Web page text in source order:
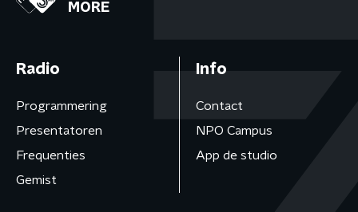
MORE
Radio
Programmering
Presentatoren
Frequenties
Gemist
Info
Contact
NPO Campus
App de studio